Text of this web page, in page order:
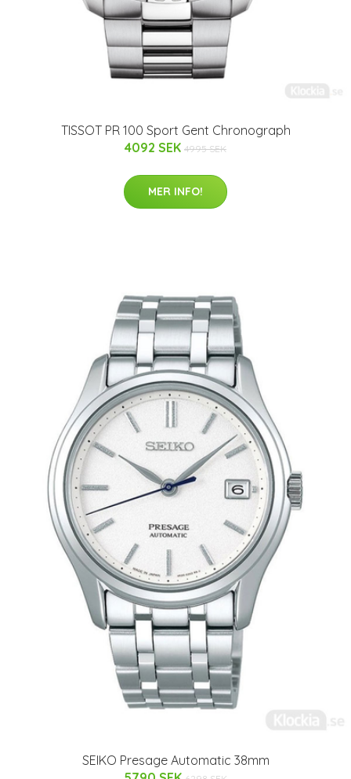
TISSOT PR 100 Sport Gent Chronograph
4092 SEK 4995 SEK
MER INFO!
SEIKO Presage Automatic 38mm